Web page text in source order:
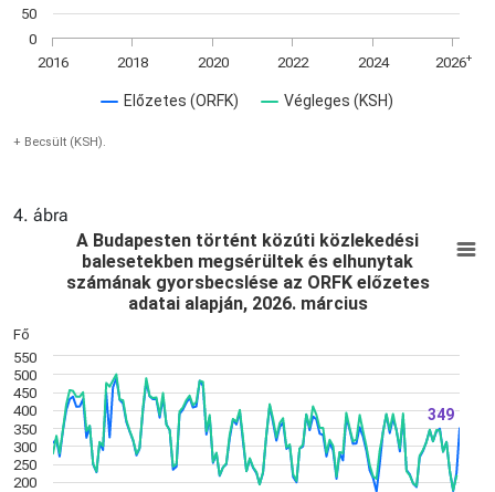
+ Becsült (KSH).
Előzetes (ORFK) Végleges (KSH)
0
50
2016 2018 2020 2022 2024 2026+
4. ábra
A Budapesten történt közúti közlekedési
Line chart with 3 lines.
+ Becsült (KSH).
View as data table, A Budapesten történt közúti
The chart has 1 X axis displaying Time. Data ranges from
The chart has 1 Y axis displaying Fő. Data ranges from 173
Fő
A Budapesten történt közúti közlekedési
balesetekben megsérültek és elhunytak
számának gyorsbecslése az ORFK előzetes
adatai alapján, 2026. március
349
349
200
250
300
350
400
450
500
550